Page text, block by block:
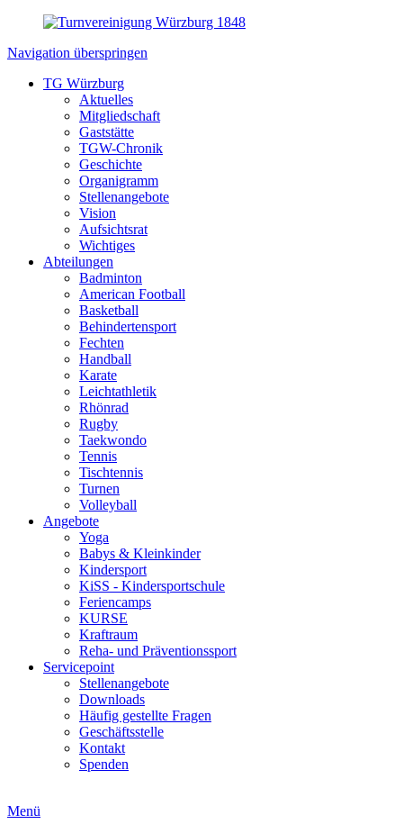
Navigation überspringen
TG Würzburg
Aktuelles
Mitgliedschaft
Gaststätte
TGW-Chronik
Geschichte
Organigramm
Stellenangebote
Vision
Aufsichtsrat
Wichtiges
Abteilungen
Badminton
American Football
Basketball
Behindertensport
Fechten
Handball
Karate
Leichtathletik
Rhönrad
Rugby
Taekwondo
Tennis
Tischtennis
Turnen
Volleyball
Angebote
Yoga
Babys & Kleinkinder
Kindersport
KiSS - Kindersportschule
Feriencamps
KURSE
Kraftraum
Reha- und Präventionssport
Servicepoint
Stellenangebote
Downloads
Häufig gestellte Fragen
Geschäftsstelle
Kontakt
Spenden
Menü